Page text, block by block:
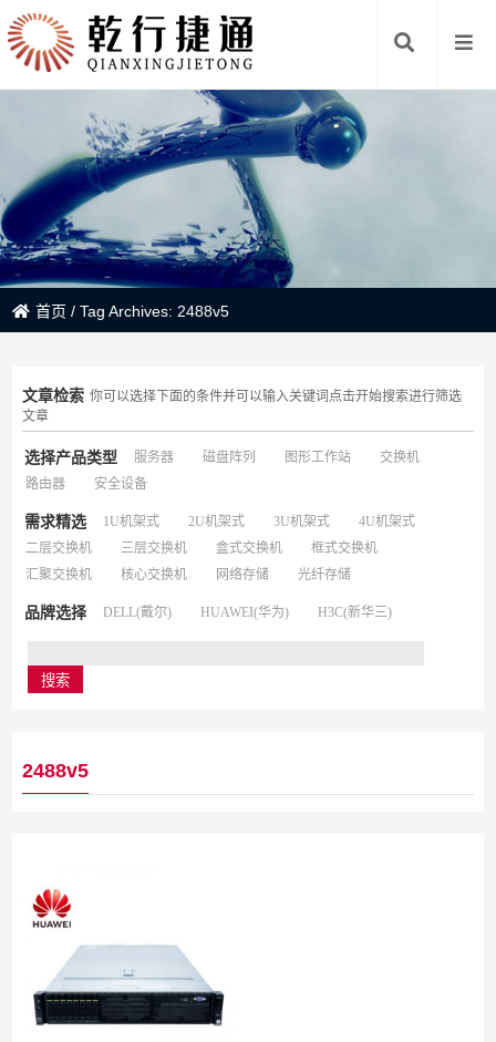
首页 /Tag Archives: 2488v5
文章检索 你可以选择下面的条件并可以输入关键词点击开始搜索进行筛选
文章
选择产品类型 服务器 磁盘阵列 图形工作站
交换机
路由器
安全设备
需求精选 1U机架式 2U机架式 3U机架式
4U机架式
二层交换机
三层交换机 盒式交换机
框式交换机
汇聚交换机
核心交换机 网络存储 光纤存储
品牌选择 DELL(戴尔) HUAWEI(华为) H3C(新华三)
2488v5